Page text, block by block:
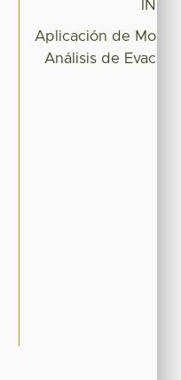
Aplicación de
Análisis de